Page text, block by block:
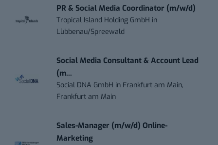
PR & Social Media Coordinator (m/w/d)
Tropical Island Holding GmbH in
Lübbenau/Spreewald
Social Media Consultant & Account Lead
(m...
Social DNA GmbH in Frankfurt am Main,
Frankfurt am Main
Sales-Manager (m/w/d) Online-
Marketing